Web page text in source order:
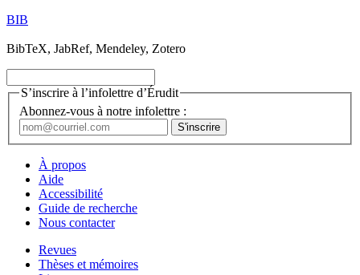
BIB
BibTeX, JabRef, Mendeley, Zotero
S’inscrire à l’infolettre d’Érudit
Abonnez-vous à notre infolettre :
À propos
Aide
Accessibilité
Guide de recherche
Nous contacter
Revues
Thèses et mémoires